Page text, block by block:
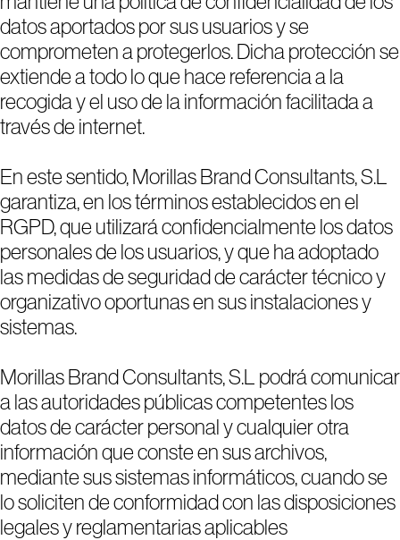
datos aportados por sus usuarios y se
comprometen a protegerlos. Dicha protección se
extiende a todo lo que hace referencia a la
recogida y el uso de la información facilitada a
través de internet.
En este sentido, Morillas Brand Consultants, S.L
garantiza, en los términos establecidos en el
RGPD, que utilizará confidencialmente los datos
personales de los usuarios, y que ha adoptado
las medidas de seguridad de carácter técnico y
organizativo oportunas en sus instalaciones y
sistemas.
Morillas Brand Consultants, S.L podrá comunicar
a las autoridades públicas competentes los
datos de carácter personal y cualquier otra
información que conste en sus archivos,
mediante sus sistemas informáticos, cuando se
lo soliciten de conformidad con las disposiciones
legales y reglamentarias aplicables